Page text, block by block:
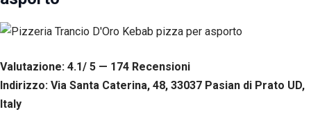
Valutazione: 4.1/ 5 — 174 Recensioni
Indirizzo: Via Santa Caterina, 48, 33037 Pasian di Prato UD,
Italy